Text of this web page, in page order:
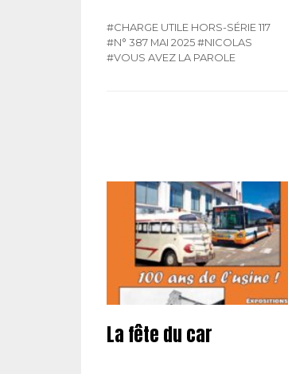
#CHARGE UTILE HORS-SÉRIE 117
#N° 387 MAI 2025#NICOLAS
#VOUS AVEZ LA PAROLE
La fête du car